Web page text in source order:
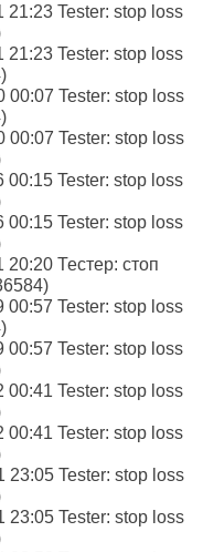
21:23 Tester: stop loss
21:23 Tester: stop loss
00:07 Tester: stop loss
00:07 Tester: stop loss
00:15 Tester: stop loss
00:15 Tester: stop loss
Тестер: стоп
00:57 Tester: stop loss
00:57 Tester: stop loss
00:41 Tester: stop loss
00:41 Tester: stop loss
23:05 Tester: stop loss
23:05 Tester: stop loss